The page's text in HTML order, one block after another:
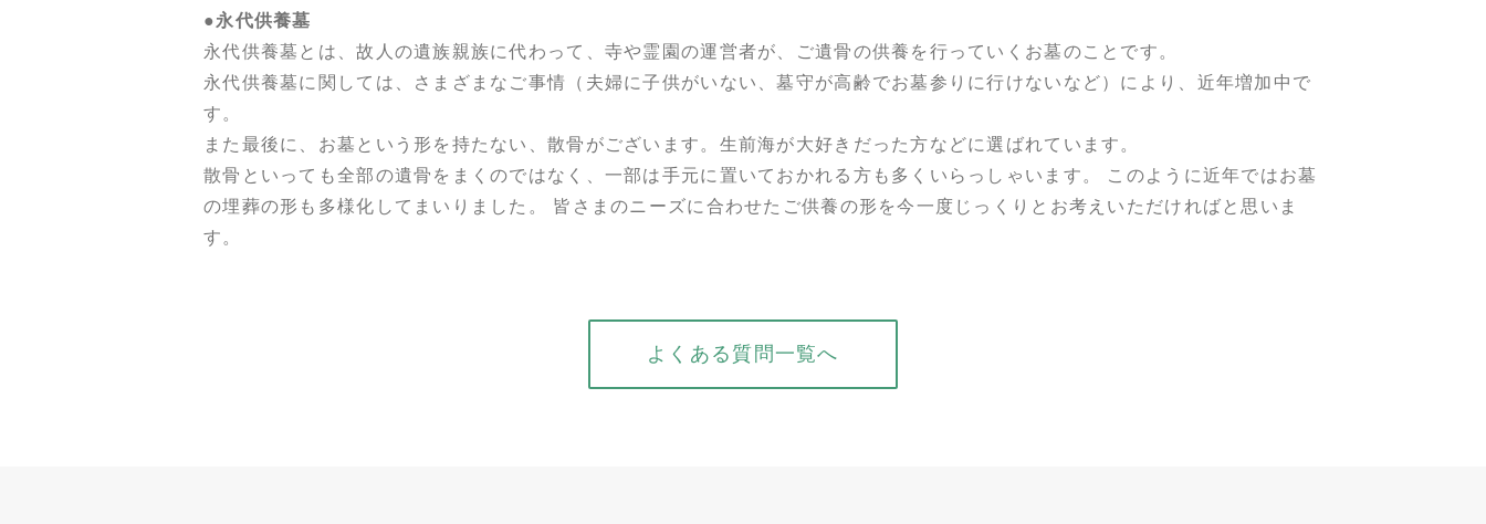
●永代供養墓
永代供養墓とは、故人の遺族親族に代わって、寺や霊園の運営者が、ご遺骨の供養を行っていくお墓のことです。
永代供養墓に関しては、さまざまなご事情（夫婦に子供がいない、墓守が高齢でお墓参りに行けないなど）により、近年増加中で
す。
また最後に、お墓という形を持たない、散骨がございます。生前海が大好きだった方などに選ばれています。
散骨といっても全部の遺骨をまくのではなく、一部は手元に置いておかれる方も多くいらっしゃいます。 このように近年ではお墓
の埋葬の形も多様化してまいりました。 皆さまのニーズに合わせたご供養の形を今一度じっくりとお考えいただければと思いま
す。
よくある質問一覧へ